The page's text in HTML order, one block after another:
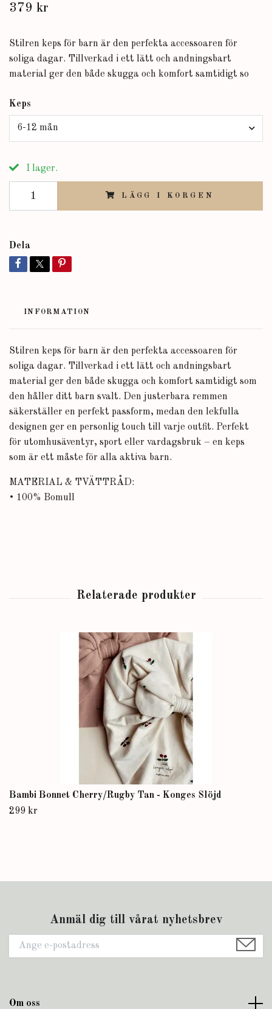
379 kr
Stilren keps för barn är den perfekta accessoaren för
soliga dagar. Tillverkad i ett lätt och andningsbart
material ger den både skugga och komfort samtidigt so
Keps
6-12 mån
I lager.
LÄGG I KORGEN
Dela
INFORMATION
Stilren keps för barn är den perfekta accessoaren för
soliga dagar. Tillverkad i ett lätt och andningsbart
material ger den både skugga och komfort samtidigt som
den håller ditt barn svalt. Den justerbara remmen
säkerställer en perfekt passform, medan den lekfulla
designen ger en personlig touch till varje outfit. Perfekt
för utomhusäventyr, sport eller vardagsbruk – en keps
som är ett måste för alla aktiva barn.
MATERIAL & TVÄTTRÅD:
• 100% Bomull
Bambi Bonnet Cherry/Rugby Tan - Konges Slöjd
299 kr
Anmäl dig till vårat nyhetsbrev
Om oss